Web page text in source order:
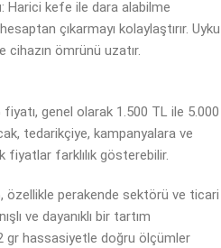
: Harici kefe ile dara alabilme
çıkarmayı kolaylaştırır. Uyku
ömrünü uzatır.
genel olarak 1.500 TL ile 5.000
tedarikçiye, kampanyalara ve
fiyatlar farklılık gösterebilir.
özellikle perakende sektörü ve ticari
ve dayanıklı bir tartım
gr hassasiyetle doğru ölçümler